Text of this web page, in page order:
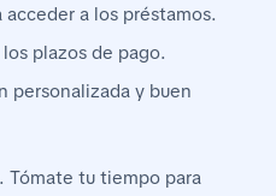
a los préstamos.
plazos de pago.
personalizada y buen
tu tiempo para